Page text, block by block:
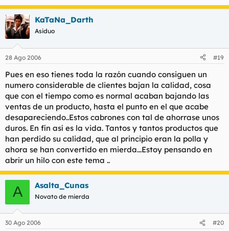
KaTaNa_Darth
Asiduo
28 Ago 2006 #19
Pues en eso tienes toda la razón cuando consiguen un
numero considerable de clientes bajan la calidad, cosa
que con el tiempo como es normal acaban bajando las
ventas de un producto, hasta el punto en el que acabe
desapareciendo..Estos cabrones con tal de ahorrase unos
duros. En fín así es la vida. Tantos y tantos productos que
han perdido su calidad, que al principio eran la polla y
ahora se han convertido en mierda...Estoy pensando en
abrir un hilo con este tema ..
A Asalta_Cunas
Novato de mierda
30 Ago 2006 #20